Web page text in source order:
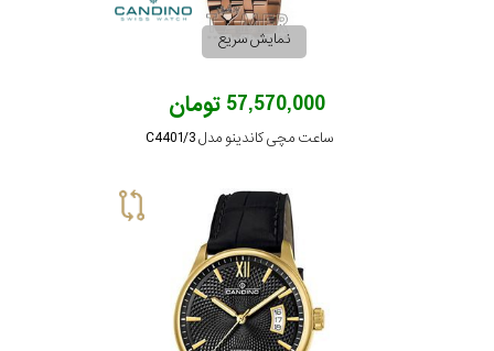
نمایش سریع
57,570,000 تومان
ساعت مچی کاندینو مدل C4401/3